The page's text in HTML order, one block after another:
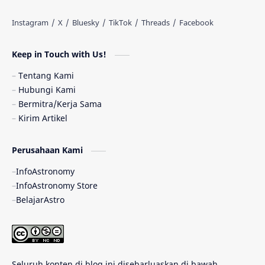
Quasar
TanyaAstro
Enseladus Gelombang Gravitasi
Indonesia Kerdil Putih
Olimpiade Sains Nasional
Keep in Touch with Us!
Tentang Kami
Hubungi Kami
Bermitra/Kerja Sama
Kirim Artikel
Perusahaan Kami
InfoAstronomy
InfoAstronomy Store
BelajarAstro